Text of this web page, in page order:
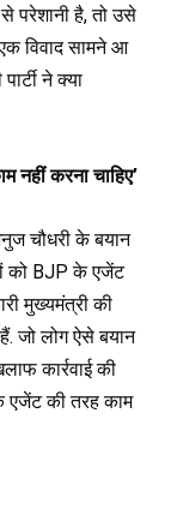
परेशानी है, तो उसे
विवाद सामने आ
ने क्या
नहीं करना चाहिए’
चौधरी के बयान
को BJP के एजेंट
मुख्यमंत्री की
जो लोग ऐसे बयान
कार्रवाई की
एजेंट की तरह काम